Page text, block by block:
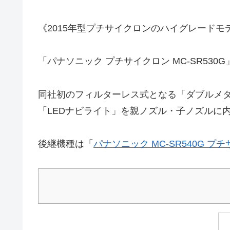
《2015年型プチサイクロンのハイグレードモ
「パナソニック プチサイクロン MC-
同社初のフィルターレス式となる「ダブル
「LEDナビライト」を親ノズル・子ノズル
後継機種は「 パナソニック MC-SR540G プチ